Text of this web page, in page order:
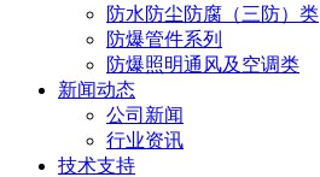
防水防尘防腐（三防）类
防爆管件系列
防爆照明通风及空调类
新闻动态
公司新闻
行业资讯
技术支持